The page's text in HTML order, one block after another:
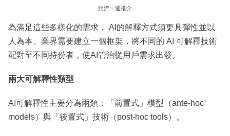
經濟一週推介
為滿足這些多樣化的需求， AI的解釋方式須更具彈性並以
人為本。業界需要建立一個框架，將不同的 AI 可解釋技術
配對至不同持份者，使AI管治從用戶需求出發。
兩大可解釋性類型
AI可解釋性主要分為兩類：「前置式」模型（ante-hoc
models）與「後置式」技術（post-hoc tools）。